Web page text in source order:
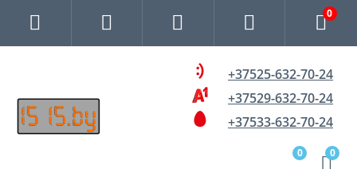
0
+37525-632-70-24
+37529-632-70-24
+37533-632-70-24
0 0